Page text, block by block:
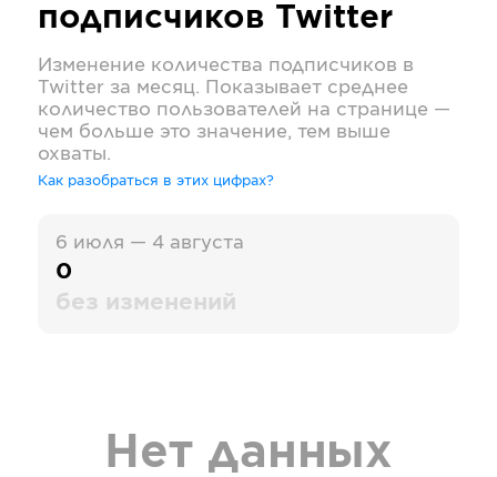
подписчиков Twitter
Изменение количества подписчиков в
Twitter за месяц. Показывает среднее
количество пользователей на странице —
чем больше это значение, тем выше
охваты.
Как разобраться в этих цифрах?
6 июля — 4 августа
0
без изменений
Нет данных